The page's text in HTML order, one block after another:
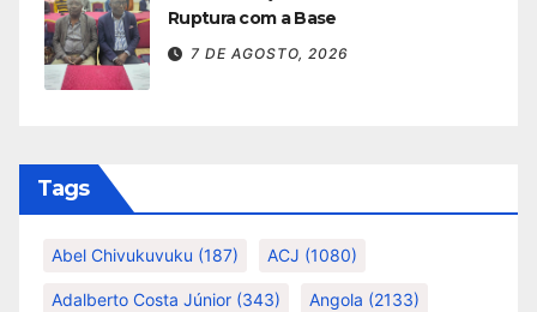
Ruptura com a Base
7 DE AGOSTO, 2026
Tags
Abel Chivukuvuku (187) ACJ (1080)
Adalberto Costa Júnior (343) Angola (2133)